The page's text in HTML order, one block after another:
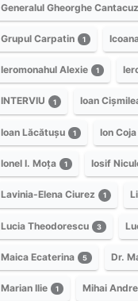
Generalul Gheorghe
Grupul Carpatin 1
Ieromonahul Alexie 1
INTERVIU 1 Ioan
Ioan Lăcătușu 1 Ion Coja
Ionel I. Moța 1 Iosif
Lavinia-Elena Ciurez 1
Lucia Theodorescu 3
Maica Ecaterina 5 Dr.
Marian Ilie 1 Mihai